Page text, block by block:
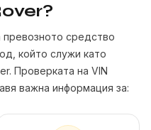
средство
който служи като
Проверката на VIN
важна информация за: